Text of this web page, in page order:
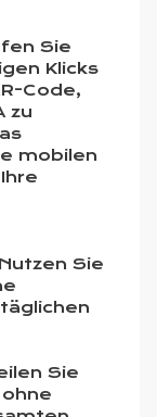
Sie
Klicks
Code,
zu
mobilen
Nutzen Sie
Sie